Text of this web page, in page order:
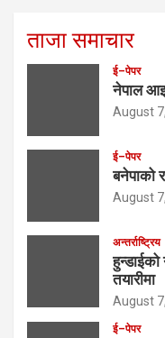
ताजा समाचार
ई–पेपर
नेपाल
August
ई–पेपर
बनेपाको
August
अन्तर्राष्ट्रिय
तयारीमा
August
ई–पेपर